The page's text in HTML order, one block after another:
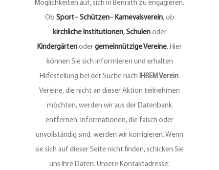
Möglichkeiten auf, sich in Benrath zu engagieren.
Ob Sport– Schützen– Karnevalsverein, ob
kirchliche Institutionen, Schulenoder
Kindergärten oder gemeinnützige Vereine. Hier
können Sie sich informieren und erhalten
Hilfestellung bei der Suche nach IHREM Verein.
Vereine, die nicht an dieser Aktion teilnehmen
möchten, werden wir aus der Datenbank
entfernen. Informationen, die falsch oder
unvollständig sind, werden wir korrigieren. Wenn
sie sich auf dieser Seite nicht finden, schicken Sie
uns ihre Daten. Unsere Kontaktadresse: